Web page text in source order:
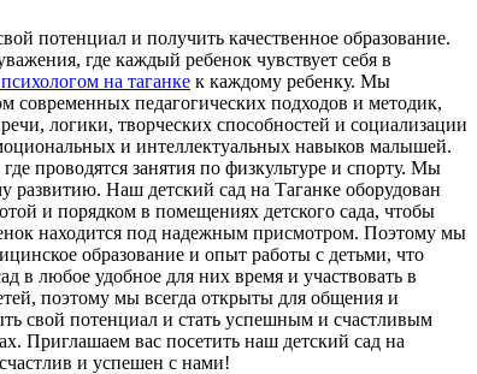
потенциал и получить качественное образование.
где каждый ребенок чувствует себя в
на таганке к каждому ребенку. Мы
современных педагогических подходов и методик,
логики, творческих способностей и социализации
и интеллектуальных навыков малышей.
проводятся занятия по физкультуре и спорту. Мы
развитию. Наш детский сад на Таганке оборудован
и порядком в помещениях детского сада, чтобы
находится под надежным присмотром. Поэтому мы
образование и опыт работы с детьми, что
в любое удобное для них время и участвовать в
поэтому мы всегда открыты для общения и
свой потенциал и стать успешным и счастливым
Приглашаем вас посетить наш детский сад на
и успешен с нами!